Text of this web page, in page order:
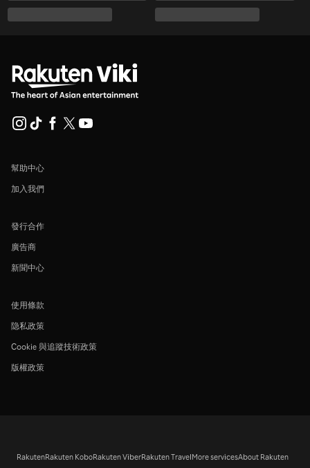
幫助中心
加入我們
發行合作
廣告商
新聞中心
使用條款
隐私政策
Cookie 與追蹤技術政策
版權政策
RakutenRakuten KoboRakuten ViberRakuten TravelMore servicesAbout Rakuten